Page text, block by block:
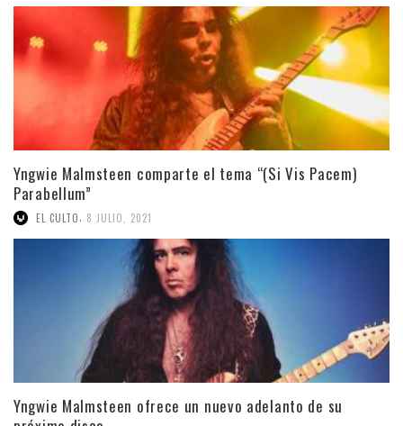
Yngwie Malmsteen comparte el tema “(Si Vis Pacem)
Parabellum”
EL CULTO, 8 JULIO, 2021
Yngwie Malmsteen ofrece un nuevo adelanto de su